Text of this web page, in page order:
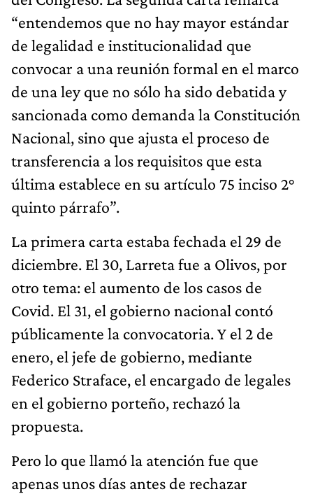
“entendemos que no hay mayor estándar
de legalidad e institucionalidad que
convocar a una reunión formal en el marco
de una ley que no sólo ha sido debatida y
sancionada como demanda la Constitución
Nacional, sino que ajusta el proceso de
transferencia a los requisitos que esta
última establece en su artículo 75 inciso 2°
quinto párrafo”.
La primera carta estaba fechada el 29 de
diciembre. El 30, Larreta fue a Olivos, por
otro tema: el aumento de los casos de
Covid. El 31, el gobierno nacional contó
públicamente la convocatoria. Y el 2 de
enero, el jefe de gobierno, mediante
Federico Straface, el encargado de legales
en el gobierno porteño, rechazó la
propuesta.
Pero lo que llamó la atención fue que
apenas unos días antes de rechazar